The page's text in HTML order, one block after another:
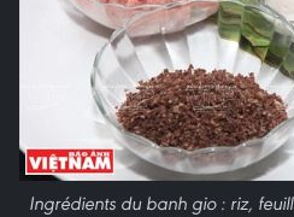
Ingrédients du banh gio : riz,